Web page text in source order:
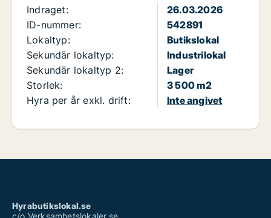
Indraget:
26.03.2026
ID-nummer:
542891
Lokaltyp:
Butikslokal
Sekundär lokaltyp:
Industrilokal
Sekundär lokaltyp 2:
Lager
Storlek:
3 500 m2
Hyra per år exkl. drift:
Inte angivet
Hyrabutikslokal.se
c/o Verksamhetslokaler.se